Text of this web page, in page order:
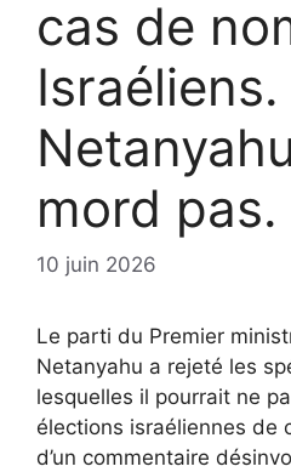
cas de
Israéliens.
mord pas.
10 juin 2026
Le parti du Premier
Netanyahu a rejeté les
lesquelles il pourrait ne
élections israéliennes de
d’un commentaire